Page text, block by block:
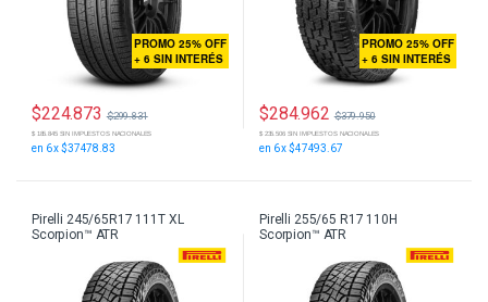
PROMO 25% OFF
+ 6 SIN INTERÉS
$224.873 $299.831
$ 185.845 SIN IMPUESTOS NACIONALES
en 6 x $37478.83
PROMO 25% OFF
+ 6 SIN INTERÉS
$284.962 $379.950
$ 235.506 SIN IMPUESTOS NACIONALES
en 6 x $47493.67
Pirelli 245/65R17 111T XL
Scorpion™ ATR
Pirelli 255/65 R17 110H
Scorpion™ ATR